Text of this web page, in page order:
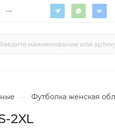
...
— Футболка женская
2XL